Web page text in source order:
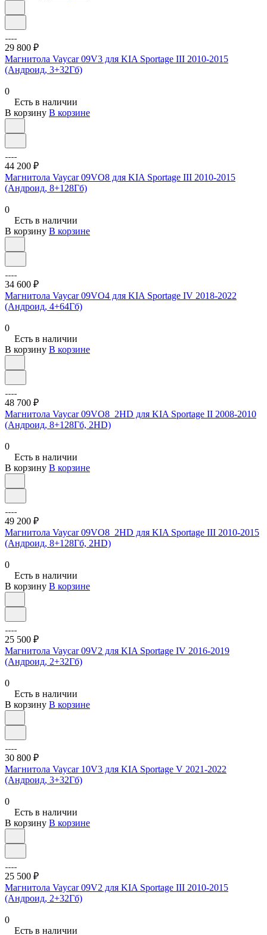
29 800 ₽
Магнитола Vaycar 09V3 для KIA Sportage III 2010-2015
(Андроид, 3+32Гб)
0
Есть в наличии
В корзину В корзине
44 200 ₽
Магнитола Vaycar 09VO8 для KIA Sportage III 2010-2015
(Андроид, 8+128Гб)
0
Есть в наличии
В корзину В корзине
34 600 ₽
Магнитола Vaycar 09VO4 для KIA Sportage IV 2018-2022
(Андроид, 4+64Гб)
0
Есть в наличии
В корзину В корзине
48 700 ₽
Магнитола Vaycar 09VO8_2HD для KIA Sportage II 2008-2010
(Андроид, 8+128Гб, 2HD)
0
Есть в наличии
В корзину В корзине
49 200 ₽
Магнитола Vaycar 09VO8_2HD для KIA Sportage III 2010-2015
(Андроид, 8+128Гб, 2HD)
0
Есть в наличии
В корзину В корзине
25 500 ₽
Магнитола Vaycar 09V2 для KIA Sportage IV 2016-2019
(Андроид, 2+32Гб)
0
Есть в наличии
В корзину В корзине
30 800 ₽
Магнитола Vaycar 10V3 для KIA Sportage V 2021-2022
(Андроид, 3+32Гб)
0
Есть в наличии
В корзину В корзине
25 500 ₽
Магнитола Vaycar 09V2 для KIA Sportage III 2010-2015
(Андроид, 2+32Гб)
0
Есть в наличии